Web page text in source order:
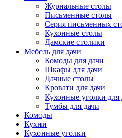
Журнальные столы
Письменные столы
Серия письменных
Кухонные столы
Дамские столики
Мебель для дачи
Комоды для дачи
Шкафы для дачи
Дачные столы
Кровати для дачи
Кухонные уголки для
Тумбы для дачи
Комоды
Кухни
Кухонные уголки